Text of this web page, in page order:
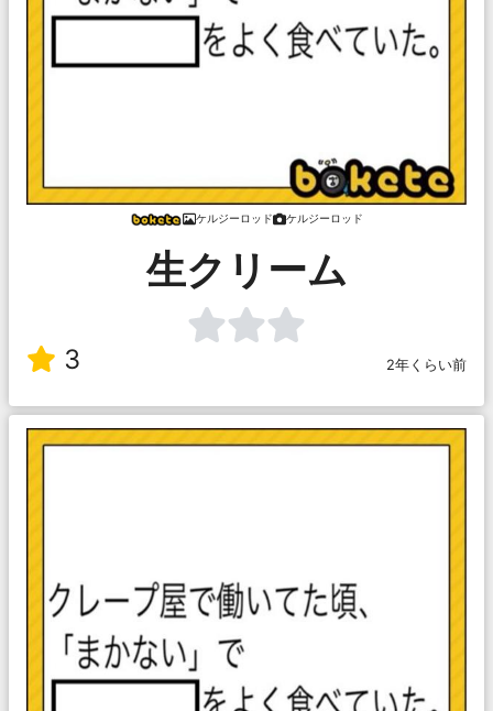
ケルジーロッド ケルジーロッド
生クリーム
3 2年くらい前